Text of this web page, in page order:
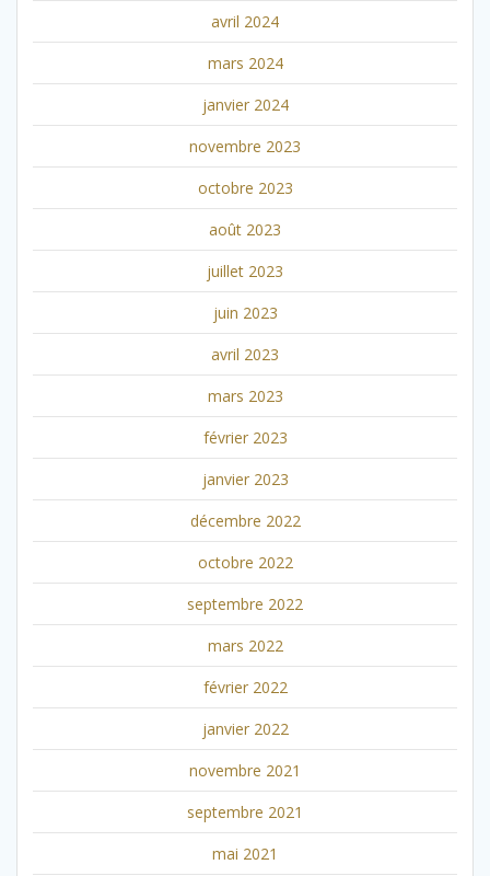
avril 2024
mars 2024
janvier 2024
novembre 2023
octobre 2023
août 2023
juillet 2023
juin 2023
avril 2023
mars 2023
février 2023
janvier 2023
décembre 2022
octobre 2022
septembre 2022
mars 2022
février 2022
janvier 2022
novembre 2021
septembre 2021
mai 2021